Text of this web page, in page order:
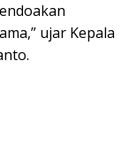
ujar Kepala